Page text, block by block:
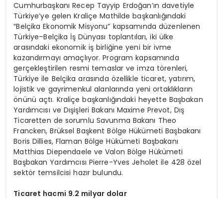
Cumhurbaşkanı Recep Tayyip Erdoğan’ın davetiyle
Türkiye’ye gelen Kraliçe Mathilde başkanlığındaki
“Belçika Ekonomik Misyonu” kapsamında düzenlenen
Türkiye–Belçika İş Dünyası toplantıları, iki ülke
arasındaki ekonomik iş birliğine yeni bir ivme
kazandırmayı amaçlıyor. Program kapsamında
gerçekleştirilen resmi temaslar ve imza törenleri,
Türkiye ile Belçika arasında özellikle ticaret, yatırım,
lojistik ve gayrimenkul alanlarında yeni ortaklıkların
önünü açtı. Kraliçe başkanlığındaki heyette Başbakan
Yardımcısı ve Dışişleri Bakanı Maxime Prevot, Dış
Ticaretten de sorumlu Savunma Bakanı Theo
Francken, Brüksel Başkent Bölge Hükümeti Başbakanı
Boris Dillies, Flaman Bölge Hükümeti Başbakanı
Matthias Diependaele ve Valon Bölge Hükümeti
Başbakan Yardımcısı Pierre-Yves Jeholet ile 428 özel
sektör temsilcisi hazır bulundu.
Ticaret hacmi 9.2 milyar dolar